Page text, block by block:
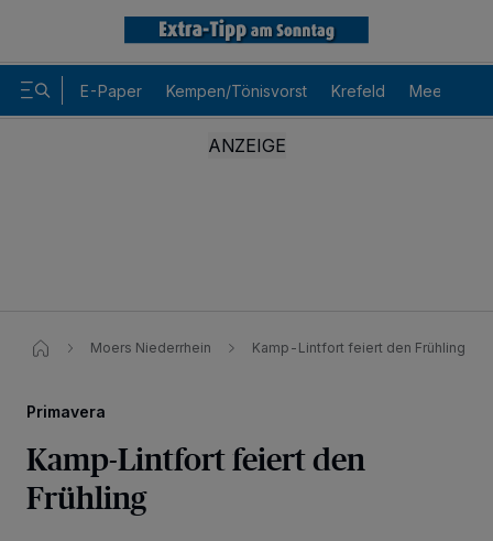
E-Paper Kempen/Tönisvorst Krefeld Meerbusch
Moers Niederrhein Kamp-Lintfort feiert den Frühling
Primavera
Kamp-Lintfort feiert den
Frühling